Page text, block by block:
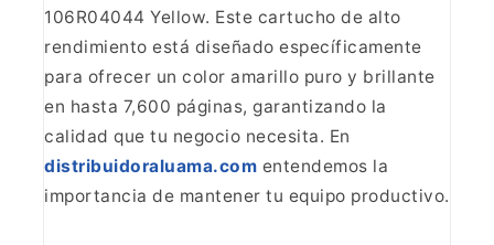
106R04044 Yellow. Este cartucho de alto
rendimiento está diseñado específicamente
para ofrecer un color amarillo puro y brillante
en hasta 7,600 páginas, garantizando la
calidad que tu negocio necesita. En
distribuidoraluama.com entendemos la
importancia de mantener tu equipo productivo.